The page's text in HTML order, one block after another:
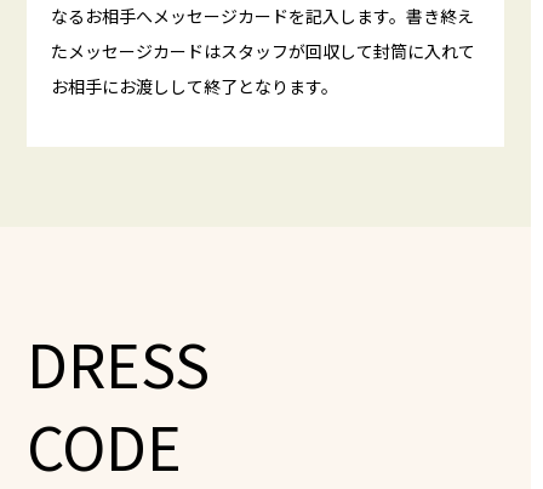
なるお相手へメッセージカードを記入します。書き終え
たメッセージカードはスタッフが回収して封筒に入れて
お相手にお渡しして終了となります。
DRESS
CODE